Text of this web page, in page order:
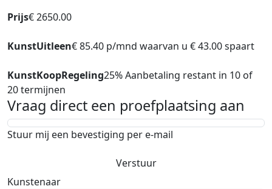
Prijs€ 2650.00
KunstUitleen€ 85.40 p/mnd waarvan u € 43.00 spaart
KunstKoopRegeling25% Aanbetaling restant in 10 of
20 termijnen
Vraag direct een proefplaatsing aan
Stuur mij een bevestiging per e-mail
Verstuur
Kunstenaar